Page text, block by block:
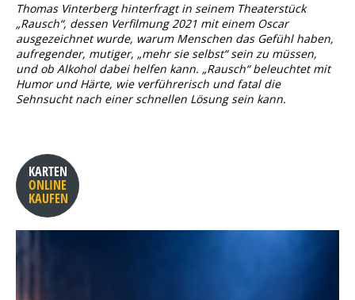
Thomas Vinterberg hinterfragt in seinem Theaterstück
„Rausch“, dessen Verfilmung 2021 mit einem Oscar
ausgezeichnet wurde, warum Menschen das Gefühl haben,
aufregender, mutiger, „mehr sie selbst“ sein zu müssen,
und ob Alkohol dabei helfen kann. „Rausch“ beleuchtet mit
Humor und Härte, wie verführerisch und fatal die
Sehnsucht nach einer schnellen Lösung sein kann.
KARTEN
ONLINE
KAUFEN